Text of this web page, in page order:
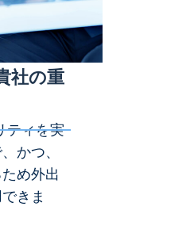
社の重
ティを実
かつ、
め外出
きま